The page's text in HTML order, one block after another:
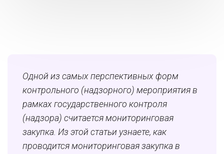
Одной из самых перспективных форм
контрольного (надзорного) мероприятия в
рамках государственного контроля
(надзора) считается мониторинговая
закупка. Из этой статьи узнаете, как
проводится мониторинговая закупка в